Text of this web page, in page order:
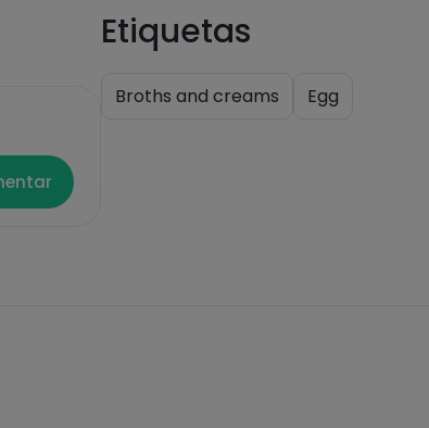
Etiquetas
Broths and creams Egg